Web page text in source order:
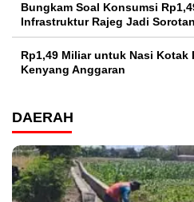
Bungkam Soal Konsumsi
Infrastruktur Rajeg Jadi Sorotan
Rp1,49 Miliar untuk Nasi Kotak
Kenyang Anggaran
DAERAH